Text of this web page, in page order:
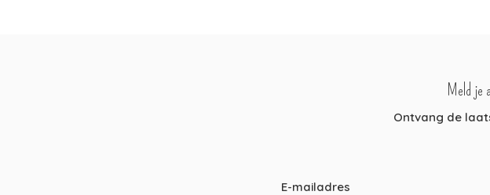
Meld je
Ontvang de